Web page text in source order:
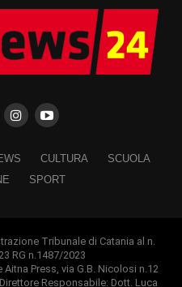
CULTURA
SCUOLA
SPORT
Tribunale di Catania al n.
RG n.1487/2023
Press, via G.B. Nicolosi n.12
Responsabile: Dott. Luca